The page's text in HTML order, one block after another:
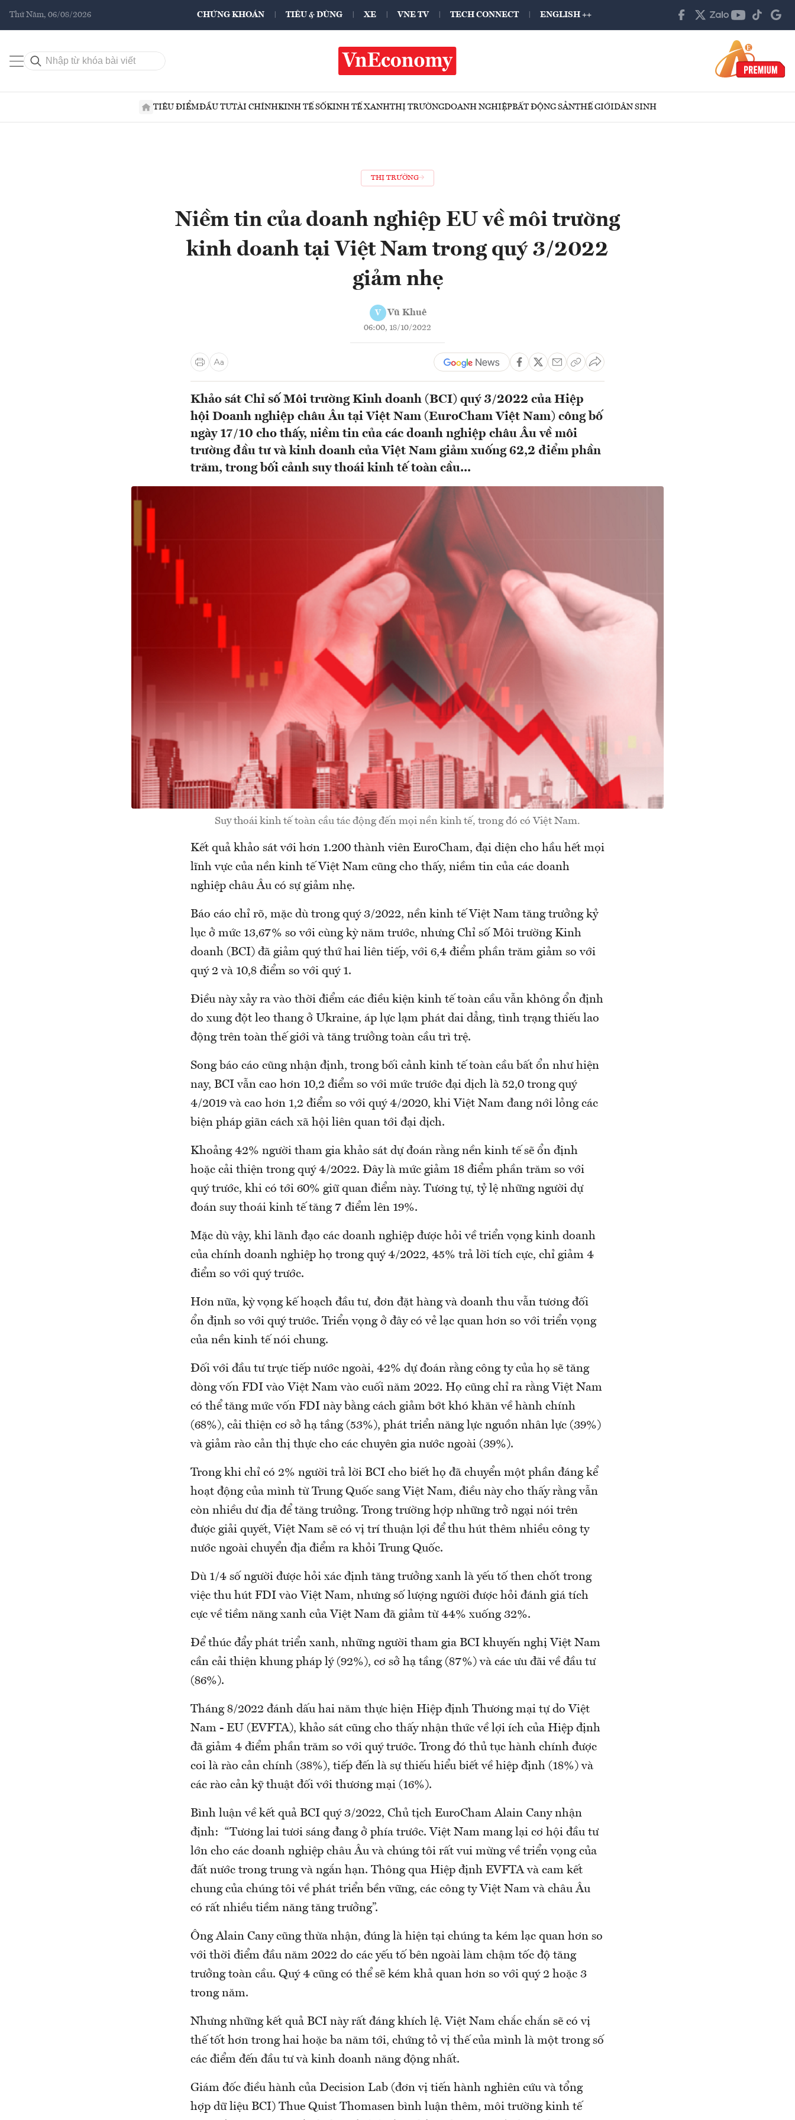
Thứ Năm, 06/08/2026 CHỨNG KHOÁN TIÊU & DÙNG XE VNE TV TECH CONNECT ENGLISH ++
TIÊU ĐIỂMĐẦU TƯTÀI CHÍNHKINH TẾ SỐKINH TẾ XANHTHỊ TRƯỜNGDOANH NGHIỆPBẤT ĐỘNG SẢNTHẾ GIỚIDÂN SINH
THỊ TRƯỜNG
Niềm tin của doanh nghiệp EU về môi trường
kinh doanh tại Việt Nam trong quý 3/2022
giảm nhẹ
V Vũ Khuê
06:00, 18/10/2022
Khảo sát Chỉ số Môi trường Kinh doanh (BCI) quý 3/2022 của Hiệp
hội Doanh nghiệp châu Âu tại Việt Nam (EuroCham Việt Nam) công bố
ngày 17/10 cho thấy, niềm tin của các doanh nghiệp châu Âu về môi
trường đầu tư và kinh doanh của Việt Nam giảm xuống 62,2 điểm phần
trăm, trong bối cảnh suy thoái kinh tế toàn cầu...
Suy thoái kinh tế toàn cầu tác động đến mọi nền kinh tế, trong đó có Việt Nam.
Kết quả khảo sát với hơn 1.200 thành viên EuroCham, đại diện cho hầu hết mọi
lĩnh vực của nền kinh tế Việt Nam cũng cho thấy, niềm tin của các doanh
nghiệp châu Âu có sự giảm nhẹ.
Báo cáo chỉ rõ, mặc dù trong quý 3/2022, nền kinh tế Việt Nam tăng trưởng kỷ
lục ở mức 13,67% so với cùng kỳ năm trước, nhưng Chỉ số Môi trường Kinh
doanh (BCI) đã giảm quý thứ hai liên tiếp, với 6,4 điểm phần trăm giảm so với
quý 2 và 10,8 điểm so với quý 1.
Điều này xảy ra vào thời điểm các điều kiện kinh tế toàn cầu vẫn không ổn định
do xung đột leo thang ở Ukraine, áp lực lạm phát dai dẳng, tình trạng thiếu lao
động trên toàn thế giới và tăng trưởng toàn cầu trì trệ.
Song báo cáo cũng nhận định, trong bối cảnh kinh tế toàn cầu bất ổn như hiện
nay, BCI vẫn cao hơn 10,2 điểm so với mức trước đại dịch là 52,0 trong quý
4/2019 và cao hơn 1,2 điểm so với quý 4/2020, khi Việt Nam đang nới lỏng các
biện pháp giãn cách xã hội liên quan tới đại dịch.
Khoảng 42% người tham gia khảo sát dự đoán rằng nền kinh tế sẽ ổn định
hoặc cải thiện trong quý 4/2022. Đây là mức giảm 18 điểm phần trăm so với
quý trước, khi có tới 60% giữ quan điểm này. Tương tự, tỷ lệ những người dự
đoán suy thoái kinh tế tăng 7 điểm lên 19%.
Mặc dù vậy, khi lãnh đạo các doanh nghiệp được hỏi về triển vọng kinh doanh
của chính doanh nghiệp họ trong quý 4/2022, 45% trả lời tích cực, chỉ giảm 4
điểm so với quý trước.
Hơn nữa, kỳ vọng kế hoạch đầu tư, đơn đặt hàng và doanh thu vẫn tương đối
ổn định so với quý trước. Triển vọng ở đây có vẻ lạc quan hơn so với triển vọng
của nền kinh tế nói chung.
Đối với đầu tư trực tiếp nước ngoài, 42% dự đoán rằng công ty của họ sẽ tăng
dòng vốn FDI vào Việt Nam vào cuối năm 2022. Họ cũng chỉ ra rằng Việt Nam
có thể tăng mức vốn FDI này bằng cách giảm bớt khó khăn về hành chính
(68%), cải thiện cơ sở hạ tầng (53%), phát triển năng lực nguồn nhân lực (39%)
và giảm rào cản thị thực cho các chuyên gia nước ngoài (39%).
Trong khi chỉ có 2% người trả lời BCI cho biết họ đã chuyển một phần đáng kể
hoạt động của mình từ Trung Quốc sang Việt Nam, điều này cho thấy rằng vẫn
còn nhiều dư địa để tăng trưởng. Trong trường hợp những trở ngại nói trên
được giải quyết, Việt Nam sẽ có vị trí thuận lợi để thu hút thêm nhiều công ty
nước ngoài chuyển địa điểm ra khỏi Trung Quốc.
Dù 1/4 số người được hỏi xác định tăng trưởng xanh là yếu tố then chốt trong
việc thu hút FDI vào Việt Nam, nhưng số lượng người được hỏi đánh giá tích
cực về tiềm năng xanh của Việt Nam đã giảm từ 44% xuống 32%.
Để thúc đẩy phát triển xanh, những người tham gia BCI khuyến nghị Việt Nam
cần cải thiện khung pháp lý (92%), cơ sở hạ tầng (87%) và các ưu đãi về đầu tư
(86%).
Tháng 8/2022 đánh dấu hai năm thực hiện Hiệp định Thương mại tự do Việt
Nam - EU (EVFTA), khảo sát cũng cho thấy nhận thức về lợi ích của Hiệp định
đã giảm 4 điểm phần trăm so với quý trước. Trong đó thủ tục hành chính được
coi là rào cản chính (38%), tiếp đến là sự thiếu hiểu biết về hiệp định (18%) và
các rào cản kỹ thuật đối với thương mại (16%).
Bình luận về kết quả BCI quý 3/2022, Chủ tịch EuroCham Alain Cany nhận
định: “Tương lai tươi sáng đang ở phía trước. Việt Nam mang lại cơ hội đầu tư
lớn cho các doanh nghiệp châu Âu và chúng tôi rất vui mừng về triển vọng của
đất nước trong trung và ngắn hạn. Thông qua Hiệp định EVFTA và cam kết
chung của chúng tôi về phát triển bền vững, các công ty Việt Nam và châu Âu
có rất nhiều tiềm năng tăng trưởng”.
Ông Alain Cany cũng thừa nhận, đúng là hiện tại chúng ta kém lạc quan hơn so
với thời điểm đầu năm 2022 do các yếu tố bên ngoài làm chậm tốc độ tăng
trưởng toàn cầu. Quý 4 cũng có thể sẽ kém khả quan hơn so với quý 2 hoặc 3
trong năm.
Nhưng những kết quả BCI này rất đáng khích lệ. Việt Nam chắc chắn sẽ có vị
thế tốt hơn trong hai hoặc ba năm tới, chứng tỏ vị thế của mình là một trong số
các điểm đến đầu tư và kinh doanh năng động nhất.
Giám đốc điều hành của Decision Lab (đơn vị tiến hành nghiên cứu và tổng
hợp dữ liệu BCI) Thue Quist Thomasen bình luận thêm, môi trường kinh tế